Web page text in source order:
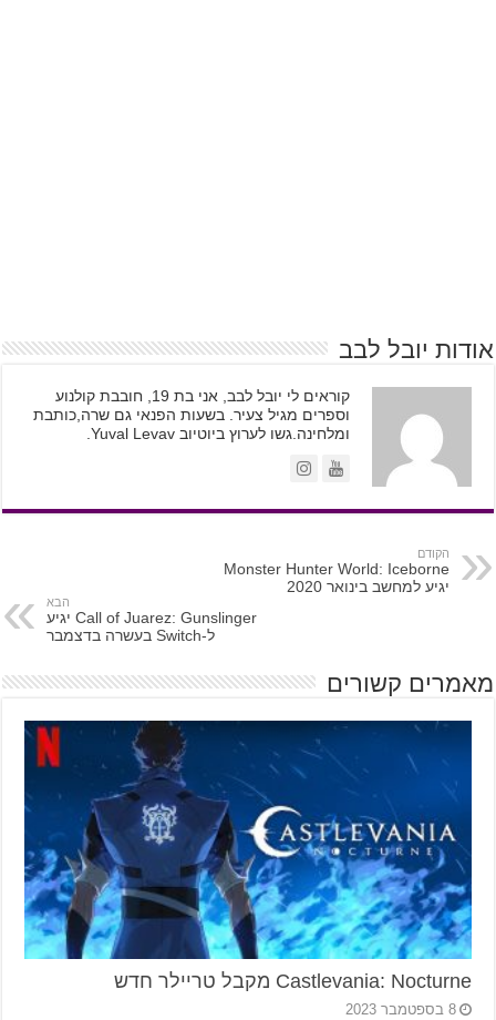
אודות יובל לבב
קוראים לי יובל לבב, אני בת 19, חובבת קולנוע
וספרים מגיל צעיר. בשעות הפנאי גם שרה,כותבת
ומלחינה.גשו לערוץ ביוטיוב Yuval Levav.
הקודם
Monster Hunter World: Iceborne
יגיע למחשב בינואר 2020
הבא
Call of Juarez: Gunslinger יגיע
ל-Switch בעשרה בדצמבר
מאמרים קשורים
Castlevania: Nocturne מקבל טריילר חדש
8 בספטמבר 2023